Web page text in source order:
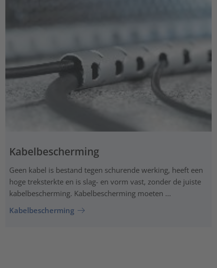
Kabelbescherming
Geen kabel is bestand tegen schurende werking, heeft een
hoge treksterkte en is slag- en vorm vast, zonder de juiste
kabelbescherming. Kabelbescherming moeten ...
Kabelbescherming